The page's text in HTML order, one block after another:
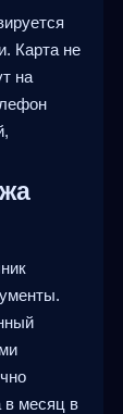
Карта не
на
в месяц в